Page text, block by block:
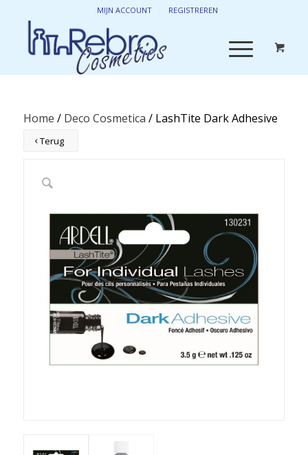
MIJN ACCOUNT REGISTREREN
Home / Deco Cosmetica / LashTite Dark Adhesive
Terug